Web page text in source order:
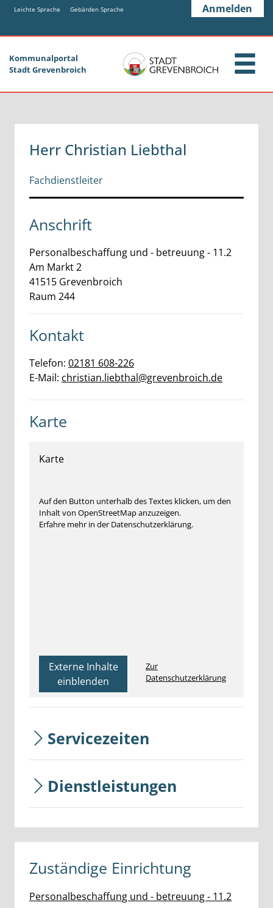
Zum Hauptinhalt springen
Zum Header
Zum Hauptinhalt
Zum Footer
Leichte Sprache Gebärden Sprache Anmelden
Kommunalportal
Stadt Grevenbroich
Herr Christian Liebthal
Fachdienstleiter
Anschrift
Personalbeschaffung und - betreuung - 11.2
Am Markt2
41515 Grevenbroich
Raum 244
Kontakt
Telefon: 02181 608-226
E-Mail: christian.liebthal@grevenbroich.de
Karte
Karte
Auf den Button unterhalb des Textes klicken, um den
Inhalt von OpenStreetMap anzuzeigen.
Erfahre mehr in der Datenschutzerklärung.
Externe Inhalte
einblenden
Zur
Datenschutzerklärung
Servicezeiten
Dienstleistungen
Zuständige Einrichtung
Personalbeschaffung und - betreuung - 11.2